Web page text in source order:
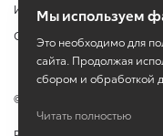
Изменить настройку cookies
Сбросить cookie
©
Мы используем
Это необходимо для
сайта. Продолжая
сбором и обработкой
Читать полностью